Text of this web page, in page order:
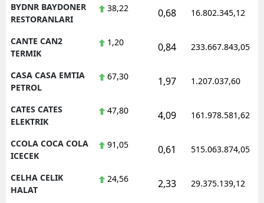
BYDNR BAYDONER
RESTORANLARI
38,22 0,68 16.802.345,12
CANTE CAN2
TERMIK
1,20 0,84 233.667.843,05
CASA CASA EMTIA
PETROL
67,30 1,97 1.207.037,60
CATES CATES
ELEKTRIK
47,80 4,09 161.978.581,62
CCOLA COCA COLA
ICECEK
91,05 0,61 515.063.874,05
CELHA CELIK
HALAT
24,56 2,33 29.375.139,12